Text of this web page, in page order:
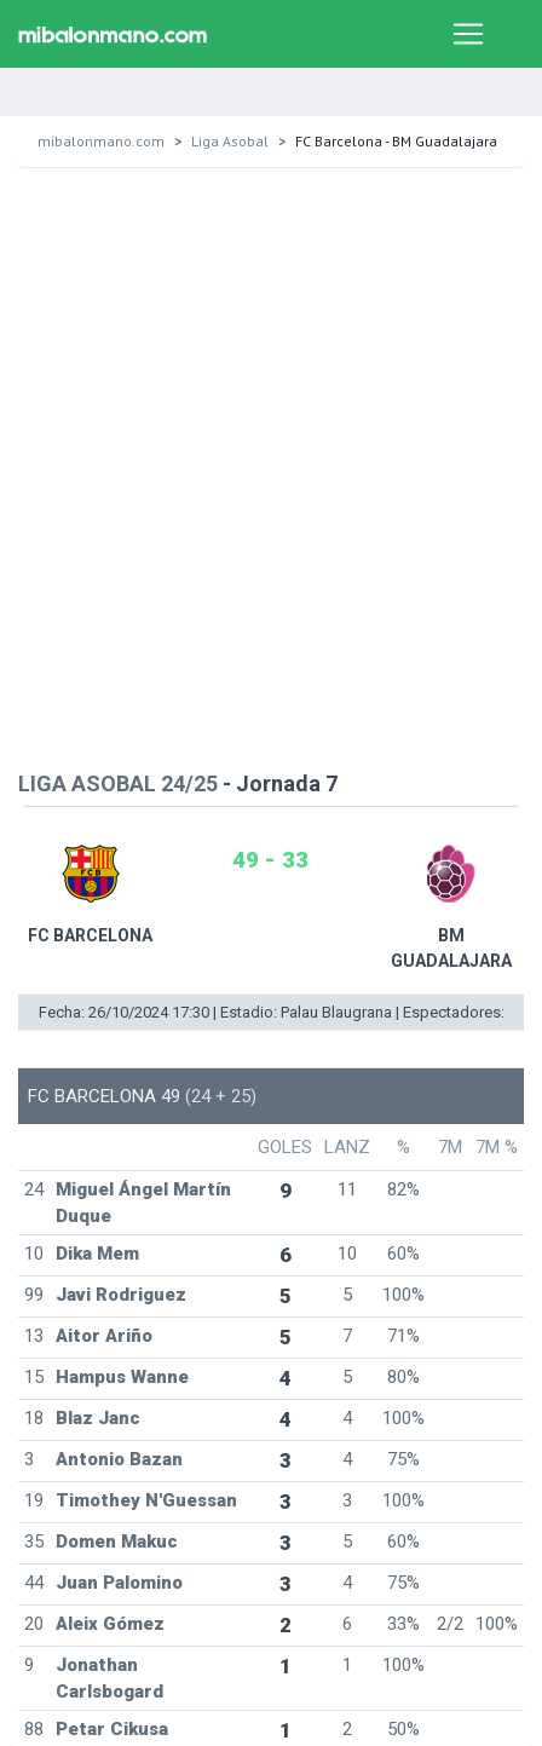
mibalonmano.com Liga Asobal FC Barcelona - BM Guadalajara
LIGA ASOBAL 24/25 - Jornada 7
FC BARCELONA
49 - 33
BM
GUADALAJARA
Fecha: 26/10/2024 17:30 | Estadio: Palau Blaugrana | Espectadores:
FC BARCELONA 49 (24 + 25)
GOLES LANZ % 7M
7M %
24
Miguel Ángel Martín
Duque
9 11 82%
10 Dika Mem 6 10
60%
99
Javi Rodriguez 5 5
100%
13
Aitor Ariño 5 7
71%
15
Hampus Wanne 4 5
80%
18
Blaz Janc 4 4
100%
3
Antonio Bazan 3 4
75%
19
Timothey N'Guessan 3 3
100%
35
Domen Makuc 3 5
60%
44
Juan Palomino 3 4
75%
20
Aleix Gómez 2 6 33% 2/2
100%
9
Jonathan
Carlsbogard
1 1 100%
88 Petar Cikusa 1 2
50%